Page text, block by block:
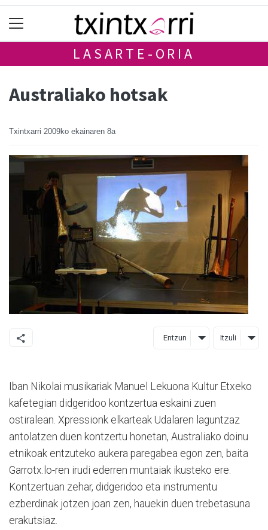
LASARTE-ORIA
Australiako hotsak
Txintxarri 2009ko ekainaren 8a
Entzun Itzuli
Iban Nikolai musikariak Manuel Lekuona Kultur Etxeko
kafetegian didgeridoo kontzertua eskaini zuen
ostiralean. Xpressionk elkarteak Udalaren laguntzaz
antolatzen duen kontzertu honetan, Australiako doinu
etnikoak entzuteko aukera paregabea egon zen, baita
Garrotx.lo-ren irudi ederren muntaiak ikusteko ere.
Kontzertuan zehar, didgeridoo eta instrumentu
ezberdinak jotzen joan zen, hauekin duen trebetasuna
erakutsiaz.